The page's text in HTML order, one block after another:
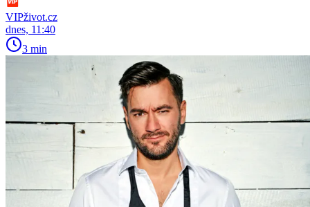
VIPživot.cz
dnes, 11:40
3 min